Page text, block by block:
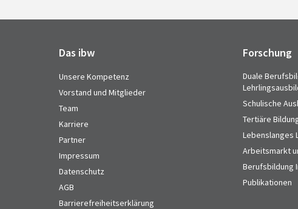
Das ibw
Unsere Kompetenz
Vorstand und Mitglieder
Team
Karriere
Partner
Impressum
Datenschutz
AGB
Barrierefreiheitserklärung
Forschung
Duale
Schulische
Tertiäre
Lebenslanges
Arbeitsmarkt
Berufsbildung
Publikationen